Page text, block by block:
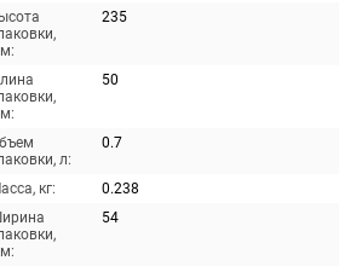
235
50
л:
0.7
кг:
0.238
54